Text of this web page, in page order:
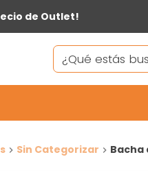
de Outlet!
Sin Categorizar Bacha